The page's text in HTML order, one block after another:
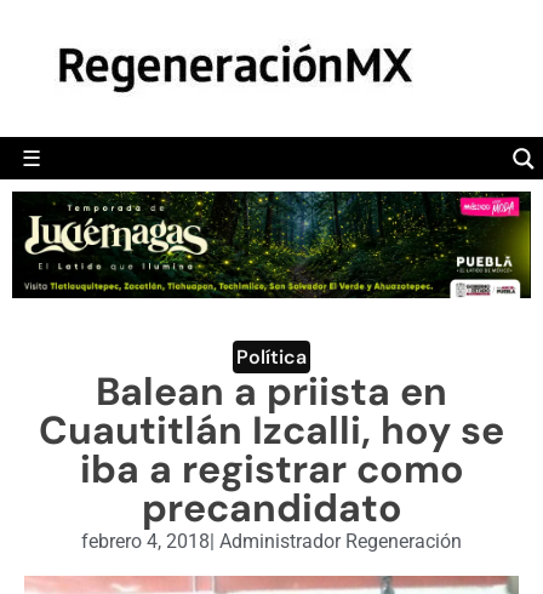
☰
POLÍTICA
CAMALEÓN
OPINIÓN
DEPORTES
ENGLISH SECTION
VIDEOS
Política
Balean a priista en
Cuautitlán Izcalli, hoy se
iba a registrar como
precandidato
febrero 4, 2018| Administrador Regeneración